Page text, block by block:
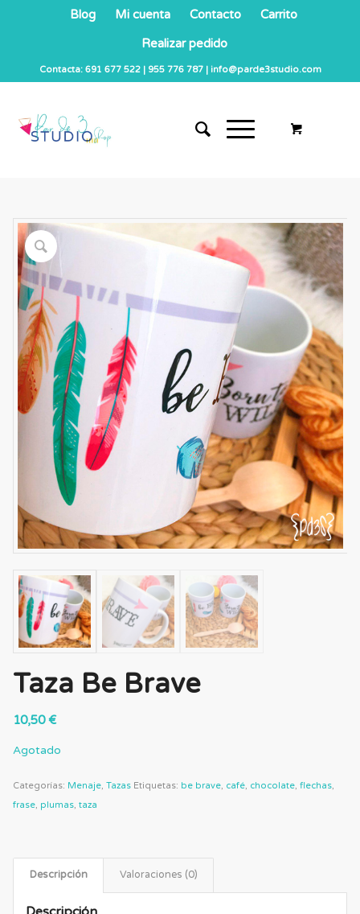
Blog Mi cuenta Contacto
Carrito
Realizar pedido
Contacta: 691 677 522 | 955 776 787 | info@parde3studio.com
Taza Be Brave
10,50€
Agotado
Categorías: Menaje, Tazas Etiquetas: be brave, café, chocolate, flechas,
frase, plumas, taza
Descripción Valoraciones (0)